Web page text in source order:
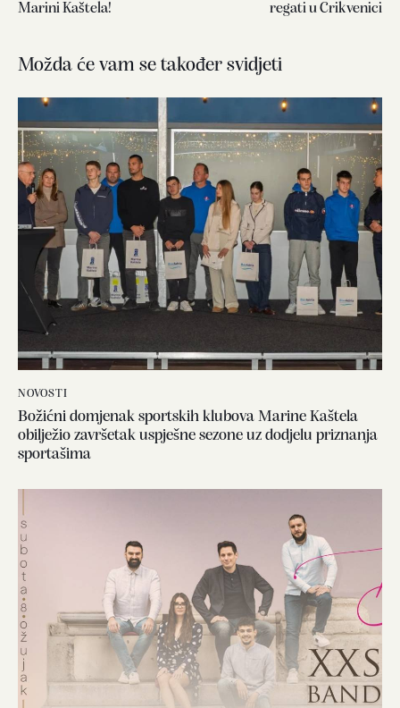
Marini Kaštela!
regati u Crikvenici
Možda će vam se također svidjeti
NOVOSTI
Božićni domjenak sportskih klubova Marine Kaštela
obilježio završetak uspješne sezone uz dodjelu priznanja
sportašima